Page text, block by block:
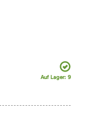
Auf Lager: 9